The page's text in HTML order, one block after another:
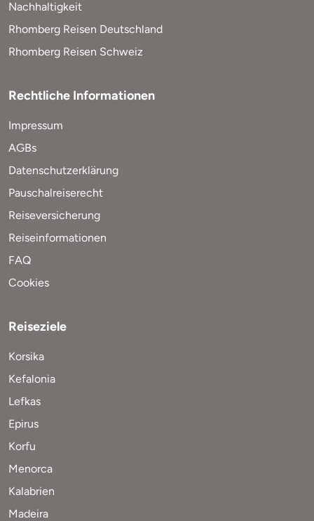
Nachhaltigkeit
Rhomberg Reisen Deutschland
Rhomberg Reisen Schweiz
Rechtliche Informationen
Impressum
AGBs
Datenschutzerklärung
Pauschalreiserecht
Reiseversicherung
Reiseinformationen
FAQ
Cookies
Reiseziele
Korsika
Kefalonia
Lefkas
Epirus
Korfu
Menorca
Kalabrien
Madeira